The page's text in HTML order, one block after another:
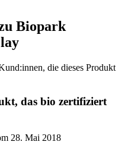
Biopark
die dieses Produkt
das bio zertifiziert
28. Mai 2018